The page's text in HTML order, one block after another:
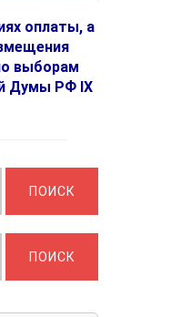
оплаты, а
выборам
Думы РФ IX